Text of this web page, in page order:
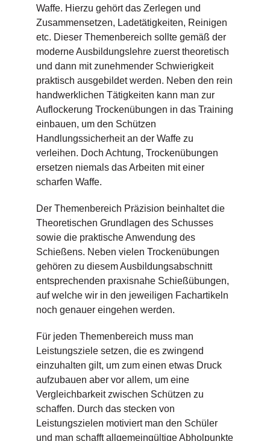
Waffe. Hierzu gehört das Zerlegen und
Zusammensetzen, Ladetätigkeiten, Reinigen
etc. Dieser Themenbereich sollte gemäß der
moderne Ausbildungslehre zuerst theoretisch
und dann mit zunehmender Schwierigkeit
praktisch ausgebildet werden. Neben den rein
handwerklichen Tätigkeiten kann man zur
Auflockerung Trockenübungen in das Training
einbauen, um den Schützen
Handlungssicherheit an der Waffe zu
verleihen. Doch Achtung, Trockenübungen
ersetzen niemals das Arbeiten mit einer
scharfen Waffe.
Der Themenbereich Präzision beinhaltet die
Theoretischen Grundlagen des Schusses
sowie die praktische Anwendung des
Schießens. Neben vielen Trockenübungen
gehören zu diesem Ausbildungsabschnitt
entsprechenden praxisnahe Schießübungen,
auf welche wir in den jeweiligen Fachartikeln
noch genauer eingehen werden.
Für jeden Themenbereich muss man
Leistungsziele setzen, die es zwingend
einzuhalten gilt, um zum einen etwas Druck
aufzubauen aber vor allem, um eine
Vergleichbarkeit zwischen Schützen zu
schaffen. Durch das stecken von
Leistungszielen motiviert man den Schüler
und man schafft allgemeingültige Abholpunkte